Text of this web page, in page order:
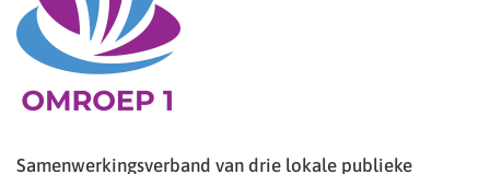
Samenwerkingsverband van drie lokale publieke